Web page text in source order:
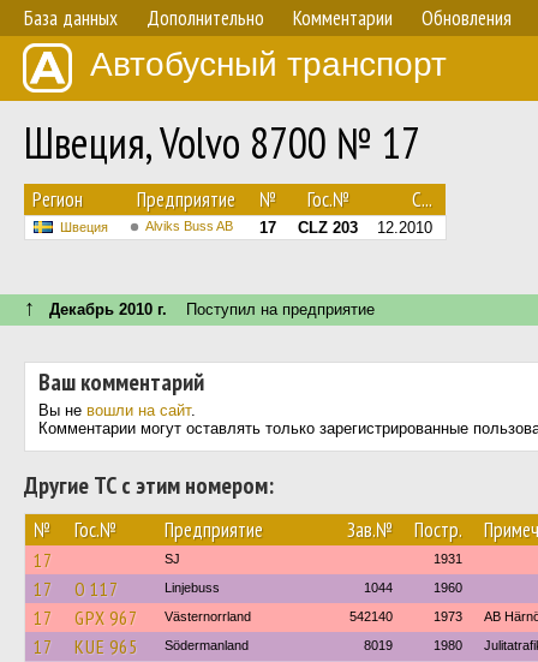
База данных Дополнительно Комментарии Обновления
Автобусный транспорт
Швеция, Volvo 8700 № 17
Регион Предприятие № Гос.№ С...
Швеция Alviks Buss AB 17 CLZ 203 12.2010
↑ Декабрь 2010 г. Поступил на предприятие
Ваш комментарий
Вы не вошли на сайт.
Комментарии могут оставлять только зарегистрированные
Другие ТС с этим номером:
№ Гос.№ Предприятие Зав.№ Постр.
17 SJ 1931
17 O 117 Linjebuss 1044 1960
17 GPX 967 Västernorrland 542140 1973 AB
17 KUE 965 Södermanland 8019 1980